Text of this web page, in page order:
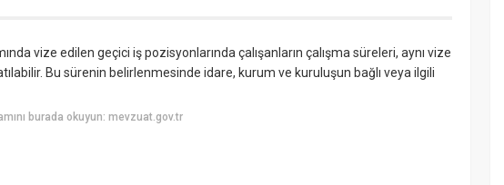
vize edilen geçici iş pozisyonlarında çalışanların çalışma süreleri, aynı vize
Bu sürenin belirlenmesinde idare, kurum ve kuruluşun bağlı veya ilgili
burada okuyun: mevzuat.gov.tr